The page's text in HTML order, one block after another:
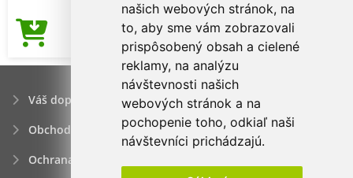
našich webových stránok, na
to, aby sme vám zobrazovali
prispôsobený obsah a cielené
reklamy, na analýzu
návštevnosti našich
webových stránok a na
pochopenie toho, odkiaľ naši
návštevníci prichádzajú.
Cena od 1,36€
Váš dopyt
Obchodné podmienky
Ochrana osobných údajov